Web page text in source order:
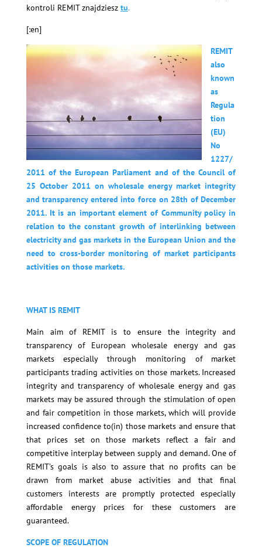
kontroli REMIT znajdziesz tu.
[:en]
REMIT
also
known
as
Regula
tion
(EU)
No
1227/
2011 of the European Parliament and of the Council of
25 October 2011 on wholesale energy market integrity
and transparency entered into force on 28th of December
2011. It is an important element of Community policy in
relation to the constant growth of interlinking between
electricity and gas markets in the European Union and the
need to cross-border monitoring of market participants
activities on those markets.
WHAT IS REMIT
Main aim of REMIT is to ensure the integrity and
transparency of European wholesale energy and gas
markets especially through monitoring of market
participants trading activities on those markets. Increased
integrity and transparency of wholesale energy and gas
markets may be assured through the stimulation of open
and fair competition in those markets, which will provide
increased confidence to(in) those markets and ensure that
that prices set on those markets reflect a fair and
competitive interplay between supply and demand. One of
REMIT’s goals is also to assure that no profits can be
drawn from market abuse activities and that final
customers interests are promptly protected especially
affordable energy prices for these customers are
guaranteed.
SCOPE OF REGULATION